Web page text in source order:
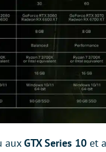
auxGTX Series 10 et